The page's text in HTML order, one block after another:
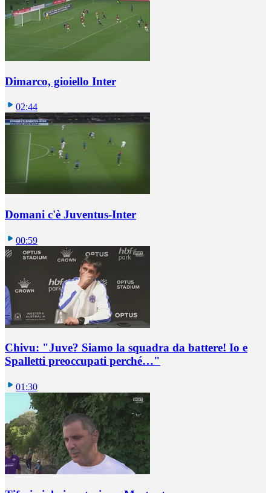
Dimarco, gioiello Inter
02:44
Domani c'è Juventus-Inter
00:59
Chivu: "Juve? Siamo la squadra da battere! Io e
Spalletti preoccupati perché…"
01:30